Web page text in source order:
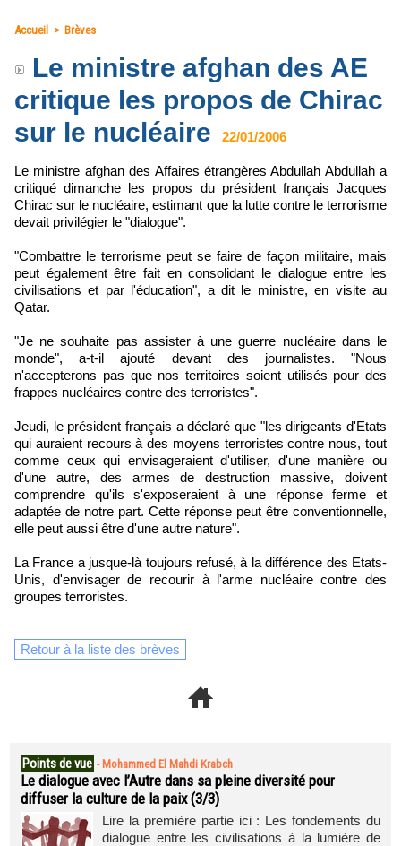
Accueil > Brèves
Le ministre afghan des AE
critique les propos de Chirac
sur le nucléaire
22/01/2006
Le ministre afghan des Affaires étrangères Abdullah Abdullah a
critiqué dimanche les propos du président français Jacques
Chirac sur le nucléaire, estimant que la lutte contre le terrorisme
devait privilégier le "dialogue".
"Combattre le terrorisme peut se faire de façon militaire, mais
peut également être fait en consolidant le dialogue entre les
civilisations et par l'éducation", a dit le ministre, en visite au
Qatar.
"Je ne souhaite pas assister à une guerre nucléaire dans le
monde", a-t-il ajouté devant des journalistes. "Nous
n'accepterons pas que nos territoires soient utilisés pour des
frappes nucléaires contre des terroristes".
Jeudi, le président français a déclaré que "les dirigeants d'Etats
qui auraient recours à des moyens terroristes contre nous, tout
comme ceux qui envisageraient d'utiliser, d'une manière ou
d'une autre, des armes de destruction massive, doivent
comprendre qu'ils s'exposeraient à une réponse ferme et
adaptée de notre part. Cette réponse peut être conventionnelle,
elle peut aussi être d'une autre nature".
La France a jusque-là toujours refusé, à la différence des Etats-
Unis, d'envisager de recourir à l'arme nucléaire contre des
groupes terroristes.
Retour à la liste des brèves
Points de vue - Mohammed El Mahdi Krabch
Le dialogue avec l’Autre dans sa pleine diversité pour
diffuser la culture de la paix (3/3)
Lire la première partie ici : Les fondements du
dialogue entre les civilisations à la lumière de